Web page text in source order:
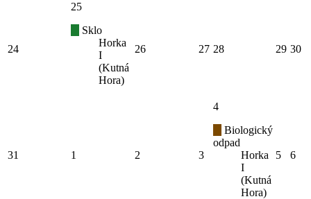
24
25
Sklo
Horka
I
(Kutná
Hora)
26 27 28 29 30
31 1 2 3
4
Biologický
odpad
Horka
I
(Kutná
Hora)
5 6